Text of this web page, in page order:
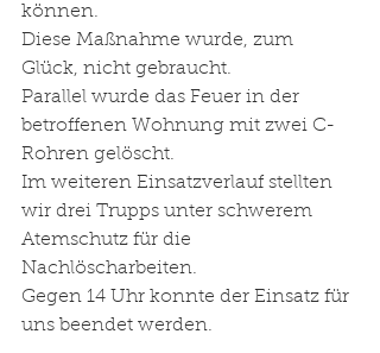
können.
Diese Maßnahme wurde, zum
Glück, nicht gebraucht.
Parallel wurde das Feuer in der
betroffenen Wohnung mit zwei C-
Rohren gelöscht.
Im weiteren Einsatzverlauf stellten
wir drei Trupps unter schwerem
Atemschutz für die
Nachlöscharbeiten.
Gegen 14 Uhr konnte der Einsatz für
uns beendet werden.